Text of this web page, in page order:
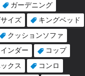
ガーデニング
イズ
キングベッド
クッションソファ
ンダー
コップ
クス
コンロ